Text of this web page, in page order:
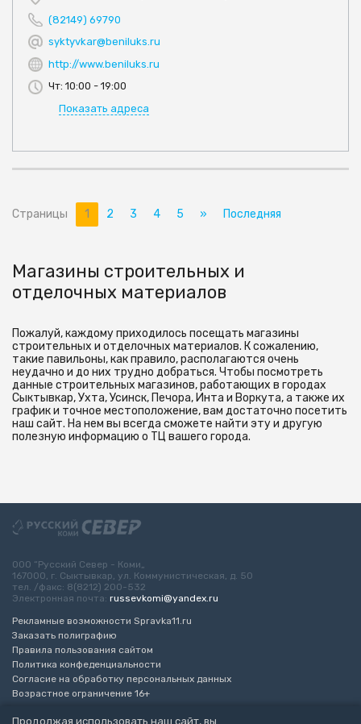
(82149) 69790
syktyvkar@beniluks.ru
http://www.beniluks.ru
Чт: 10:00 - 19:00
Показать адреса
Страницы 1 2 3 4 5 » Последняя
Магазины строительных и
отделочных материалов
Пожалуй, каждому приходилось посещать магазины
строительных и отделочных материалов. К сожалению,
такие павильоны, как правило, располагаются очень
неудачно и до них трудно добраться. Чтобы посмотреть
данные строительных магазинов, работающих в городах
Сыктывкар, Ухта, Усинск, Печора, Инта и Воркута, а также их
график и точное местоположение, вам достаточно посетить
наш сайт. На нем вы всегда сможете найти эту и другую
полезную информацию о ТЦ вашего города.
Продолжая использовать наш сайт, вы
ООО “Русский Север - Коми„
167000, г. Сыктывкар, ул. Коммунистическая, д. 50
тел. /факс: 8(8212) 200-532
Электронная почта: russevkomi@yandex.ru
Рекламные возможности Spravka11.ru
Заказать полиграфию
Правила пользования сайтом
Политика конфеденциальности
Согласие на обработку персональных данных
Возрастное ограничение 16+